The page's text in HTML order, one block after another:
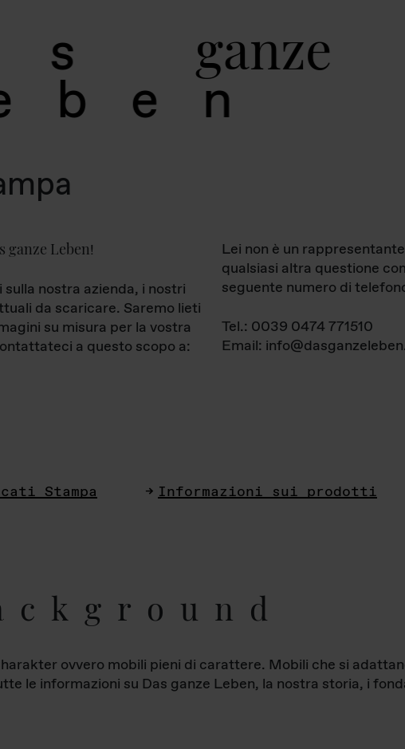
s ganz
b e
ganze Leben!
nostra azienda, i nostri
da scaricare. Saremo lieti
su misura per la vostra
a questo scopo a:
Lei non è un
qualsiasi altra questione
seguente numero di
Tel.: 0039 0474 771510
Email:
Stampa Informazioni sui prodotti
ovvero mobili pieni di carattere. Mobili che si
le informazioni su Das ganze Leben, la nostra storia, i